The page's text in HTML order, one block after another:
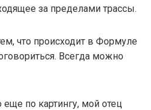
за пределами трассы.
что происходит в Формуле
Всегда можно
по картингу, мой отец